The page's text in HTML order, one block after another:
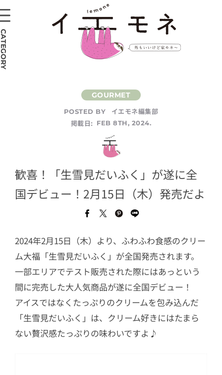
POSTED BY
イエモネ編集部
掲載日:
FEB 8TH, 2024.
歓喜！「生雪見だいふく」が遂に全
国デビュー！2月15日（木）発売だよ
2024年2月15日（木）より、ふわふわ食感のクリー
ム大福「生雪見だいふく」が全国発売されます。
一部エリアでテスト販売された際にはあっという
間に完売した大人気商品が遂に全国デビュー！
アイスではなくたっぷりのクリームを包み込んだ
「生雪見だいふく」は、クリーム好きにはたまら
ない贅沢感たっぷりの味わいですよ♪